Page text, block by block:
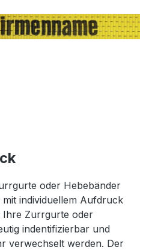
oder Hebebänder
individuellem Aufdruck
Ihre Zurrgurte oder
indentifizierbar und
verwechselt werden. Der